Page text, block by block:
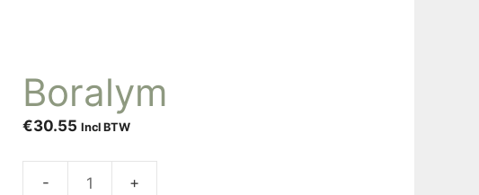
Boralym
€30.55 Incl BTW